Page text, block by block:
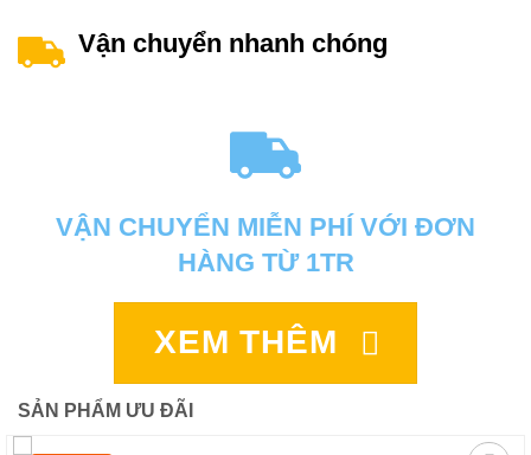
Vận chuyển nhanh chóng
VẬN CHUYỂN MIỄN PHÍ VỚI ĐƠN
HÀNG TỪ 1TR
XEM THÊM
SẢN PHẨM ƯU ĐÃI